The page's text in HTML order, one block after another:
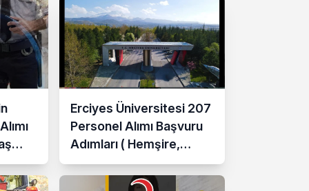
Erciyes Üniversitesi 207
Personel Alımı Başvuru
Adımları ( Hemşire,
Temizlik Personeli )